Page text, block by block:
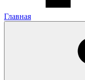
Главная